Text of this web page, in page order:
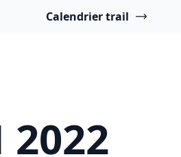
Calendrier trail
2022